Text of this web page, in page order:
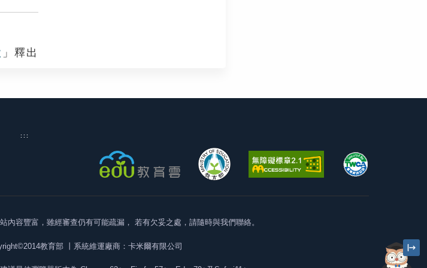
」釋出
:::
內容豐富，雖經審查仍有可能疏漏， 若有欠妥之處，請隨時與我們聯絡。
教育部 丨系統維運廠商：卡米爾有限公司